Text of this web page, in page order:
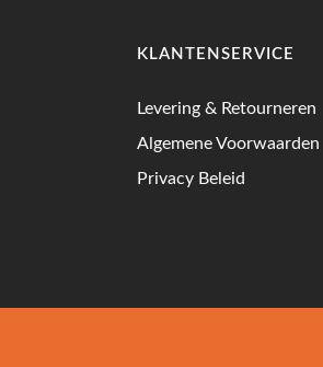
KLANTENSERVICE
Levering & Retourneren
Algemene Voorwaarden
Privacy Beleid